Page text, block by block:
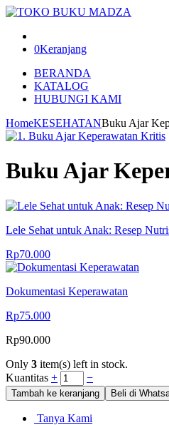
0Keranjang
BERANDA
KATALOG
HUBUNGI KAMI
HomeKESEHATANBuku Ajar
Buku Ajar
Lele Sehat untuk Anak: Resep
Rp70.000
Dokumentasi Keperawatan
Rp75.000
Rp90.000
Only 3 item(s) left in stock.
Kuantitas + −
Tambah ke keranjang Beli di
Tanya Kami